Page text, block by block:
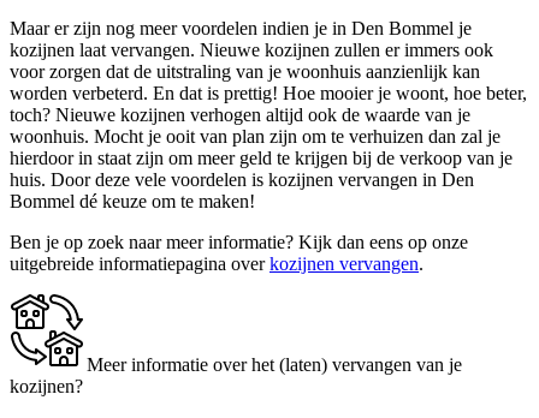
Maar er zijn nog meer voordelen indien je in Den Bommel je
kozijnen laat vervangen. Nieuwe kozijnen zullen er immers ook
voor zorgen dat de uitstraling van je woonhuis aanzienlijk kan
worden verbeterd. En dat is prettig! Hoe mooier je woont, hoe beter,
toch? Nieuwe kozijnen verhogen altijd ook de waarde van je
woonhuis. Mocht je ooit van plan zijn om te verhuizen dan zal je
hierdoor in staat zijn om meer geld te krijgen bij de verkoop van je
huis. Door deze vele voordelen is kozijnen vervangen in Den
Bommel dé keuze om te maken!
Ben je op zoek naar meer informatie? Kijk dan eens op onze
uitgebreide informatiepagina overkozijnen vervangen.
Meer informatie over het (laten) vervangen van je
kozijnen?